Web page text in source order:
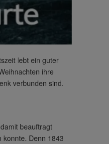
lebt ein guter
ihre
verbunden sind.
beauftragt
konnte. Denn 1843